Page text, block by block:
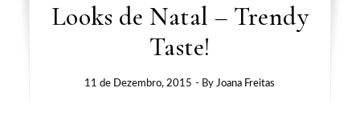
Looks de Natal – Trendy
Taste!
11 de Dezembro, 2015 - ByJoana Freitas